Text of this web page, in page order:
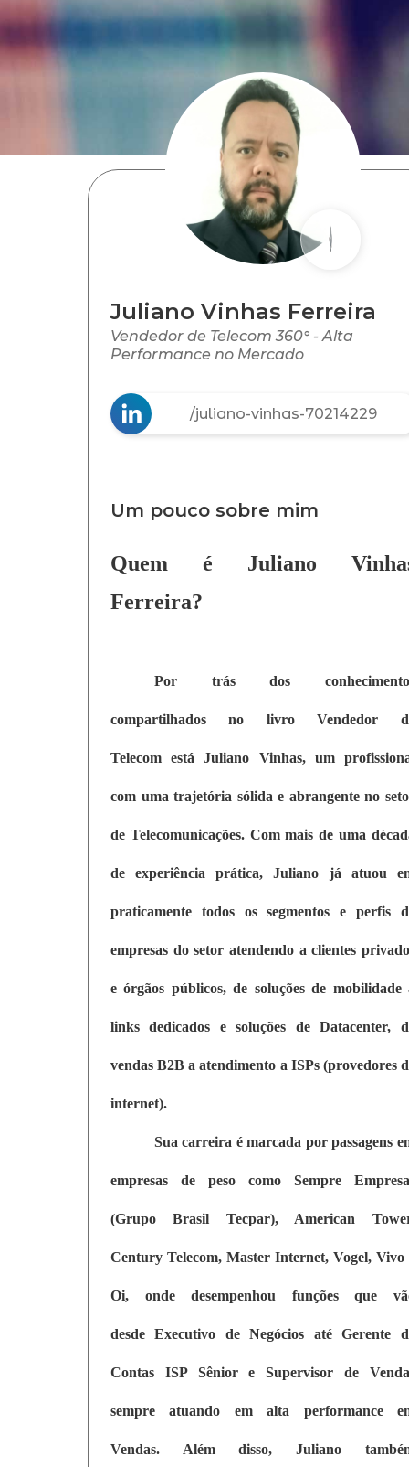
Juliano Vinhas Ferreira
Vendedor de Telecom 360° - Alta
Performance no Mercado
/juliano-vinhas-70214229
Um pouco sobre mim
Quem é Juliano
Ferreira?
Por trás dos
compartilhados no livro Vendedor
Telecom está Juliano Vinhas, um
com uma trajetória sólida e abrangente no
de Telecomunicações. Com mais de uma
de experiência prática, Juliano já atuou
praticamente todos os segmentos e perfis
empresas do setor atendendo a clientes
e órgãos públicos, de soluções de mobilidade
links dedicados e soluções de Datacenter,
vendas B2B a atendimento a ISPs (provedores
internet).
Sua carreira é marcada por passagens
empresas de peso como Sempre
(Grupo Brasil Tecpar), American
Century Telecom, Master Internet, Vogel, Vivo
Oi, onde desempenhou funções que
desde Executivo de Negócios até Gerente
Contas ISP Sênior e Supervisor de
sempre atuando em alta performance
Vendas. Além disso, Juliano